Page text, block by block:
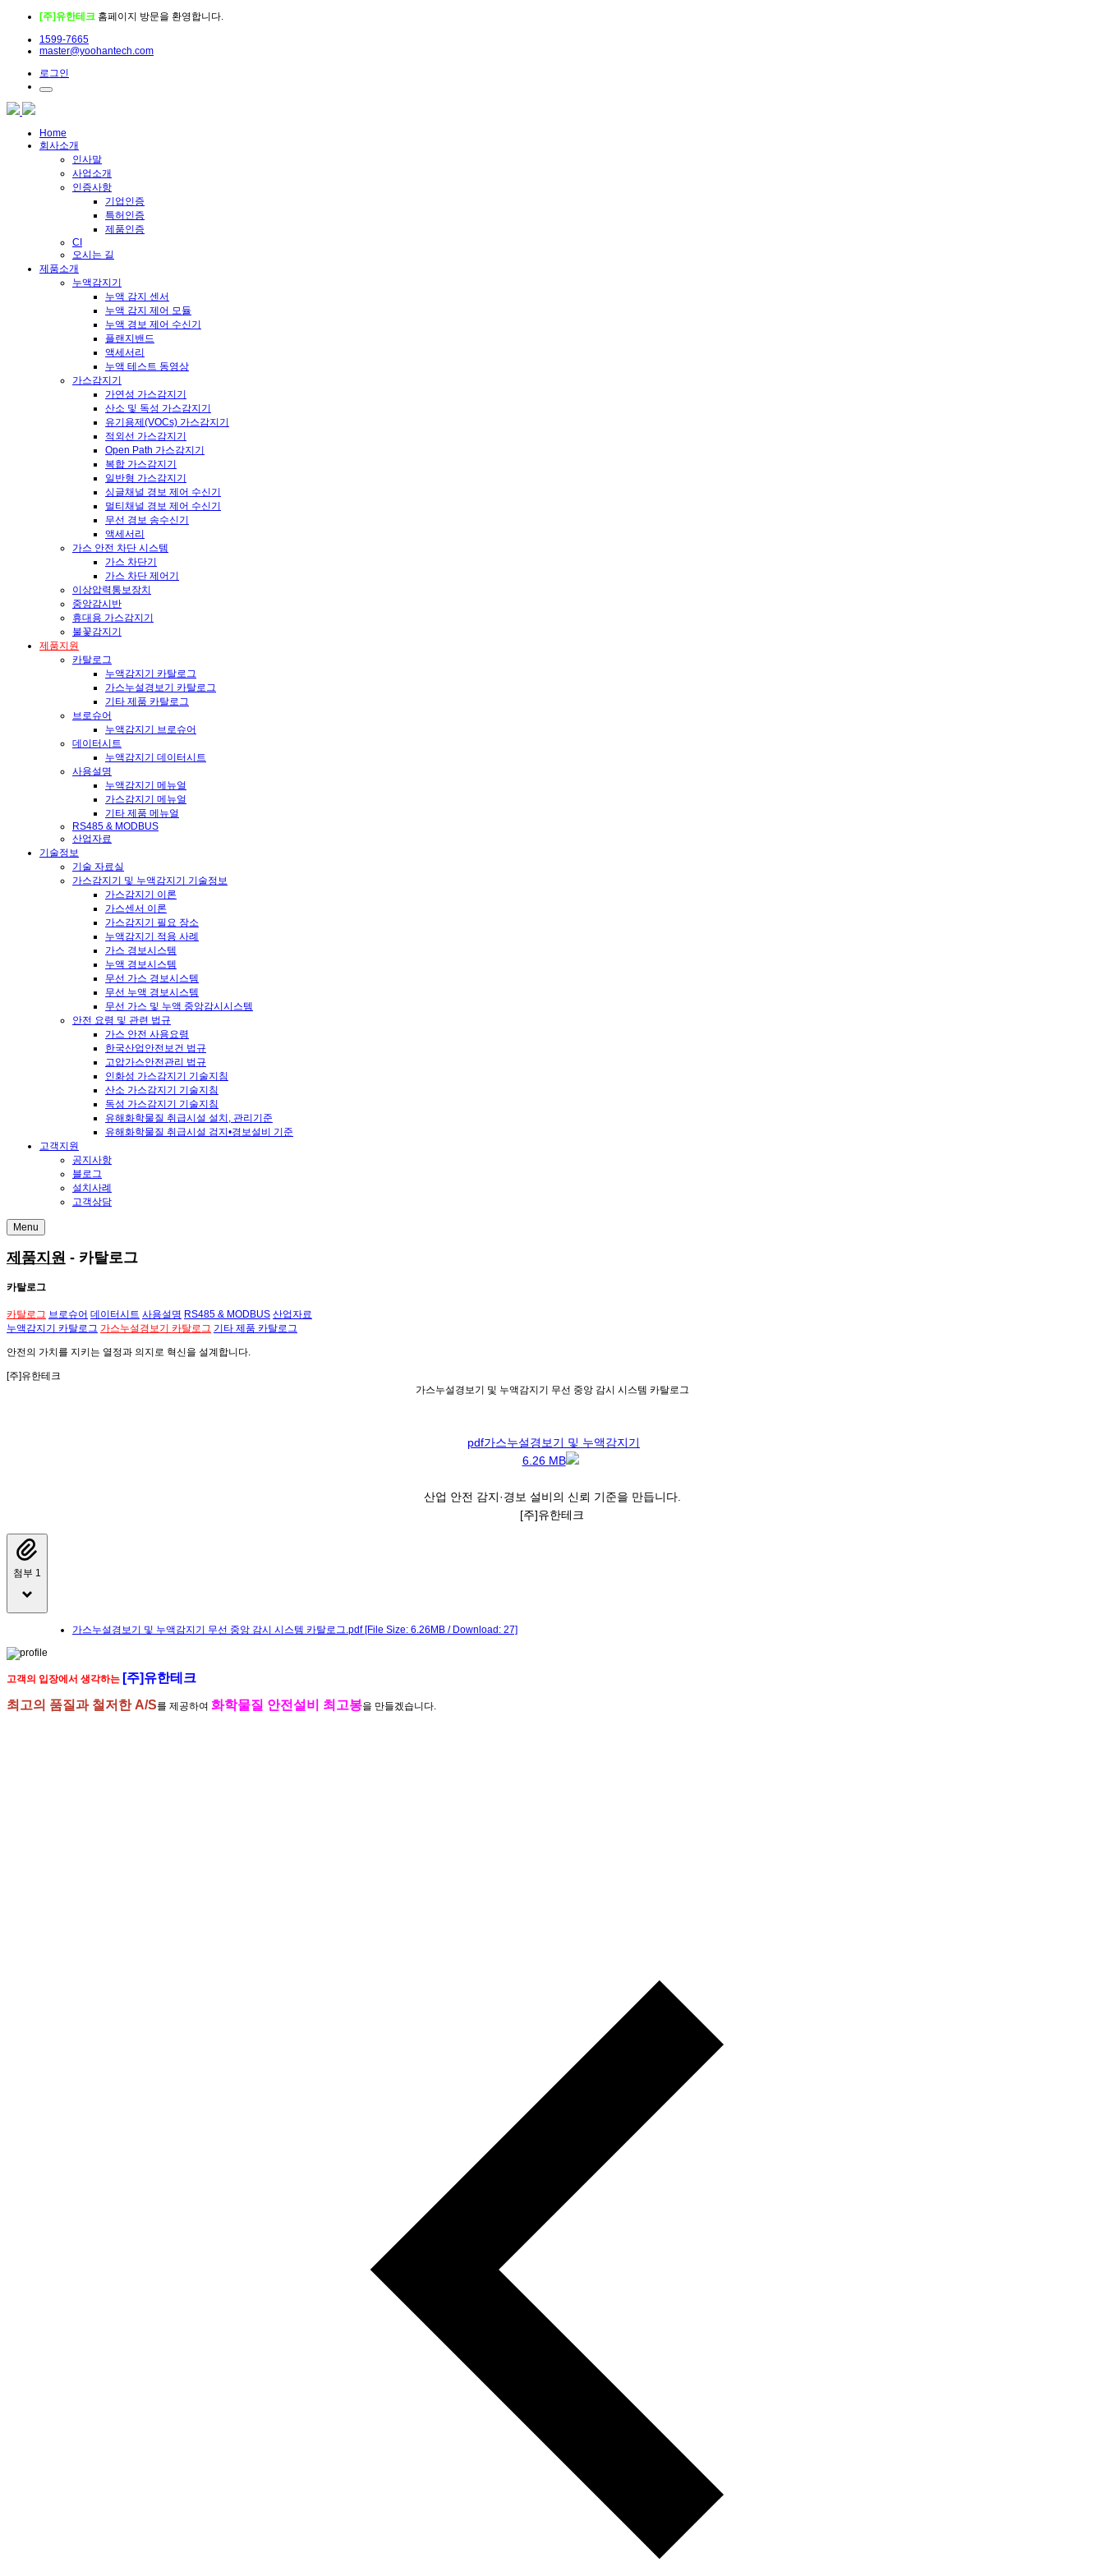
[주]유한테크 홈페이지 방문을 환영합니다.
1599-7665
master@yoohantech.com
로그인
Home
회사소개
인사말
사업소개
인증사항
기업인증
특허인증
제품인증
CI
오시는 길
제품소개
누액감지기
누액 감지 센서
누액 감지 제어 모듈
누액 경보 제어 수신기
플랜지밴드
액세서리
누액 테스트 동영상
가스감지기
가연성 가스감지기
산소 및 독성 가스감지기
유기용제(VOCs) 가스감지기
적외선 가스감지기
Open Path 가스감지기
복합 가스감지기
일반형 가스감지기
싱글채널 경보 제어 수신기
멀티채널 경보 제어 수신기
무선 경보 송수신기
액세서리
가스 안전 차단 시스템
가스 차단기
가스 차단 제어기
이상압력통보장치
중앙감시반
휴대용 가스감지기
불꽃감지기
제품지원
카탈로그
누액감지기 카탈로그
가스누설경보기 카탈로그
기타 제품 카탈로그
브로슈어
누액감지기 브로슈어
데이터시트
누액감지기 데이터시트
사용설명
누액감지기 메뉴얼
가스감지기 메뉴얼
기타 제품 메뉴얼
RS485 & MODBUS
산업자료
기술정보
기술 자료실
가스감지기 및 누액감지기 기술정보
가스감지기 이론
가스센서 이론
가스감지기 필요 장소
누액감지기 적용 사례
가스 경보시스템
누액 경보시스템
무선 가스 경보시스템
무선 누액 경보시스템
무선 가스 및 누액 중앙감시시스템
안전 요령 및 관련 법규
가스 안전 사용요령
한국산업안전보건 법규
고압가스안전관리 법규
인화성 가스감지기 기술지침
산소 가스감지기 기술지침
독성 가스감지기 기술지침
유해화학물질 취급시설 설치, 관리기준
유해화학물질 취급시설 검지•경보설비 기준
고객지원
공지사항
블로그
설치사례
고객상담
Menu
제품지원 - 카탈로그
카탈로그
카탈로그 브로슈어 데이터시트 사용설명 RS485 & MODBUS 산업자료
누액감지기 카탈로그 가스누설경보기 카탈로그 기타 제품 카탈로그
안전의 가치를 지키는 열정과 의지로 혁신을 설계합니다.
[주]유한테크
가스누설경보기 및 누액감지기 무선 중앙 감시 시스템 카탈로그
pdf가스누설경보기 및 누액감지기
6.26 MB
산업 안전 감지·경보 설비의 신뢰 기준을 만듭니다.
[주]유한테크
첨부 1
가스누설경보기 및 누액감지기 무선 중앙 감시 시스템 카탈로그.pdf [File Size: 6.26MB / Download: 27]
고객의 입장에서 생각하는 [주]유한테크
최고의 품질과 철저한 A/S를 제공하여 화학물질 안전설비 최고봉을 만들겠습니다.